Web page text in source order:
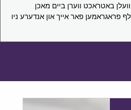
באטראכט ווערן ביים מאכן
פראגראמען פאר אייך און אנדערע ניו